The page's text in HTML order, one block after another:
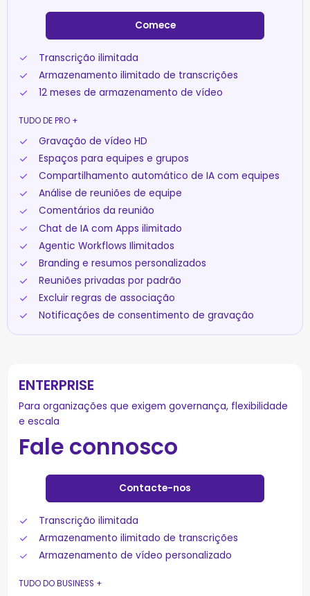
Comece
Transcrição ilimitada
Armazenamento ilimitado de transcrições
12 meses de armazenamento de vídeo
TUDO DE PRO +
Gravação de vídeo HD
Espaços para equipes e grupos
Compartilhamento automático de IA com equipes
Análise de reuniões de equipe
Comentários da reunião
Chat de IA com Apps ilimitado
Agentic Workflows Ilimitados
Branding e resumos personalizados
Reuniões privadas por padrão
Excluir regras de associação
Notificações de consentimento de gravação
ENTERPRISE
Para organizações que exigem governança, flexibilidade
e escala
Fale connosco
Contacte-nos
Transcrição ilimitada
Armazenamento ilimitado de transcrições
Armazenamento de vídeo personalizado
TUDO DO BUSINESS +